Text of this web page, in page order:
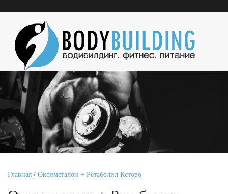
Главная / Оксиметалон + Ретаболил Кстово